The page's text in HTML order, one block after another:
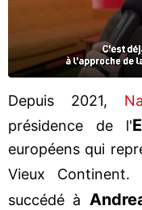
Depuis 2021,
présidence de l'
européens qui
Vieux
succédé à